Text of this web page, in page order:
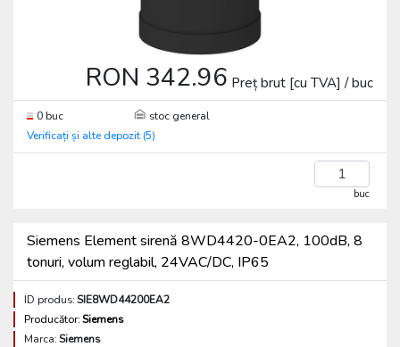
RON 342.96 Preț brut [cu TVA] / buc
0 buc
stoc general
Verificați și alte depozit (5)
buc
Siemens Element sirenă 8WD4420-0EA2, 100dB, 8
tonuri, volum reglabil, 24VAC/DC, IP65
ID produs:SIE8WD44200EA2
Producător:Siemens
Marca:Siemens